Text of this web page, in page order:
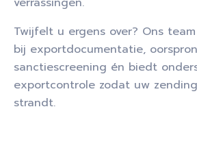
Twijfelt u ergens over? Ons
bij exportdocumentatie,
sanctiescreening én biedt
exportcontrole zodat uw
strandt.